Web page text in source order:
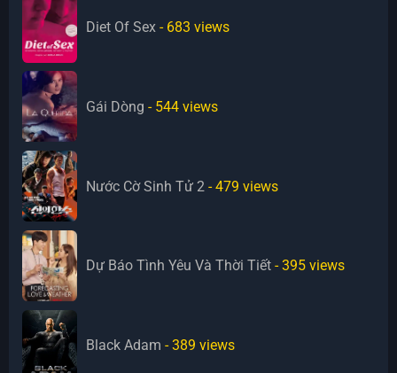
Diet Of Sex - 683 views
Gái Dòng - 544 views
Nước Cờ Sinh Tử 2 - 479 views
Dự Báo Tình Yêu Và Thời Tiết - 395 views
Black Adam - 389 views